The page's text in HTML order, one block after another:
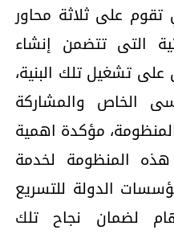
تقوم على ثلاثة محاور
التى تتضمن إنشاء
على تشغيل تلك البنية،
الخاص والمشاركة
مؤكدة اهمية
المنظومة لخدمة
الدولة للتسريع
لضمان نجاح تلك